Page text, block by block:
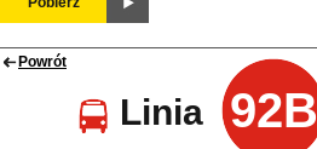
Powrót
Linia 92B